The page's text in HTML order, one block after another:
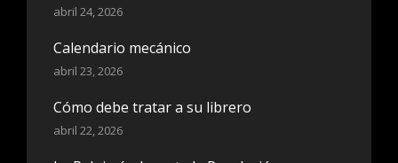
abril 24, 2026
Calendario mecánico
abril 23, 2026
Cómo debe tratar a su librero
abril 22, 2026